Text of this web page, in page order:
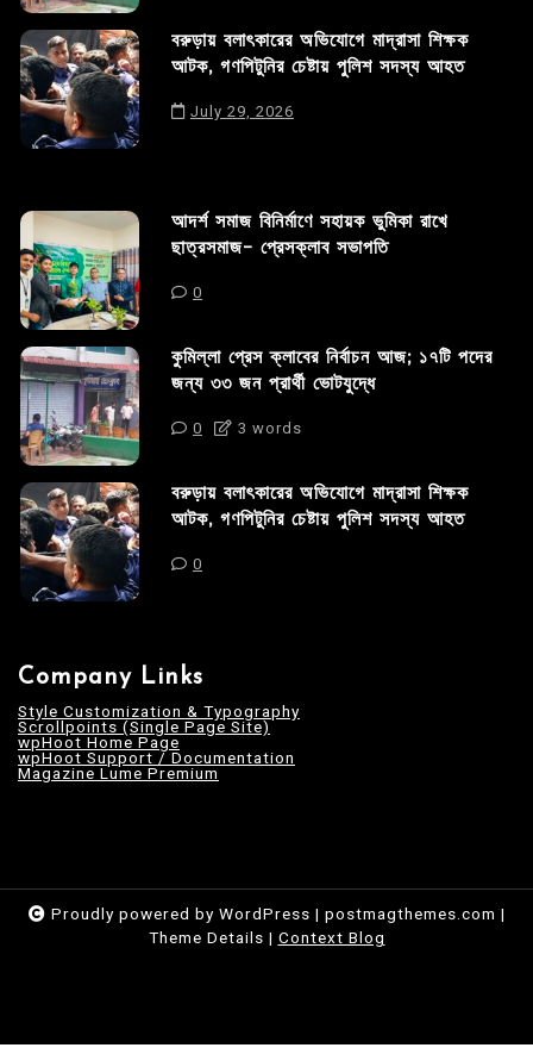
বরুড়ায় বলাৎকারের অভিযোগে মাদ্রাসা শিক্ষক
আটক, গণপিটুনির চেষ্টায় পুলিশ সদস্য আহত
July 29, 2026
আদর্শ সমাজ বিনির্মাণে সহায়ক ভুমিকা রাখে
ছাত্রসমাজ- প্রেসক্লাব সভাপতি
0
কুমিল্লা প্রেস ক্লাবের নির্বাচন আজ; ১৭টি পদের
জন্য ৩৩ জন প্রার্থী ভোটযুদ্ধে
0 3 words
বরুড়ায় বলাৎকারের অভিযোগে মাদ্রাসা শিক্ষক
আটক, গণপিটুনির চেষ্টায় পুলিশ সদস্য আহত
0
Company Links
Style Customization & Typography
Scrollpoints (Single Page Site)
wpHoot Home Page
wpHoot Support / Documentation
Magazine Lume Premium
Proudly powered by WordPress | postmagthemes.com |
Theme Details | Context Blog